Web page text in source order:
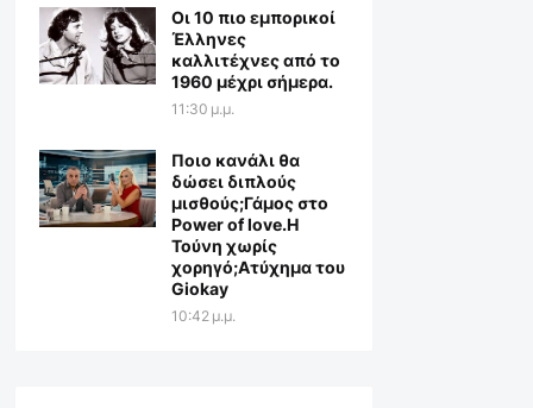
Οι 10 πιο εμπορικοί
Έλληνες
καλλιτέχνες από το
1960 μέχρι σήμερα.
11:30 μ.μ.
Ποιο κανάλι θα
δώσει διπλούς
μισθούς;Γάμος στο
Power of love.Η
Τούνη χωρίς
χορηγό;Aτύχημα του
Giokay
10:42 μ.μ.